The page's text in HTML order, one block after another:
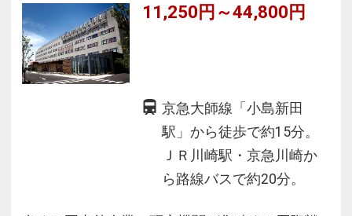
11,250円～44,800円
京急大師線「小島新田
駅」から徒歩で約15分。
ＪＲ川崎駅・京急川崎か
ら路線バスで約20分。